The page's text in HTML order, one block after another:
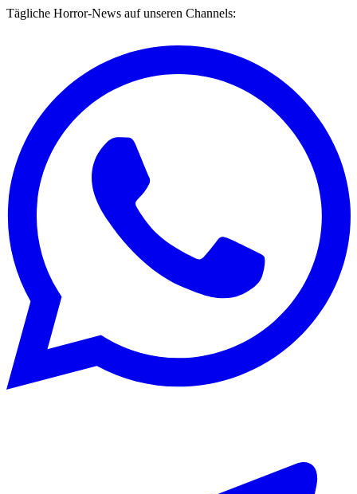
Tägliche Horror-News auf unseren Channels: